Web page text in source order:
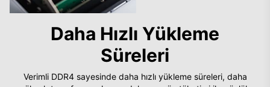
Daha Hızlı Yükleme
Süreleri
Verimli DDR4 sayesinde daha hızlı yükleme süreleri, daha